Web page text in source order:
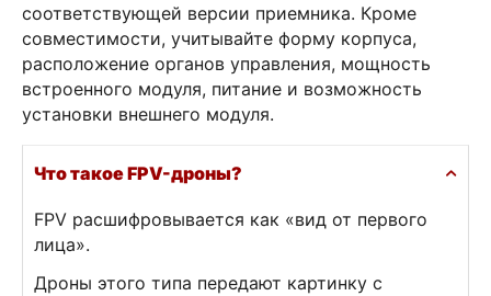
соответствующей версии приемника. Кроме
совместимости, учитывайте форму корпуса,
расположение органов управления, мощность
встроенного модуля, питание и возможность
установки внешнего модуля.
Что такое FPV-дроны?
FPV расшифровывается как «вид от первого
лица».
Дроны этого типа передают картинку с